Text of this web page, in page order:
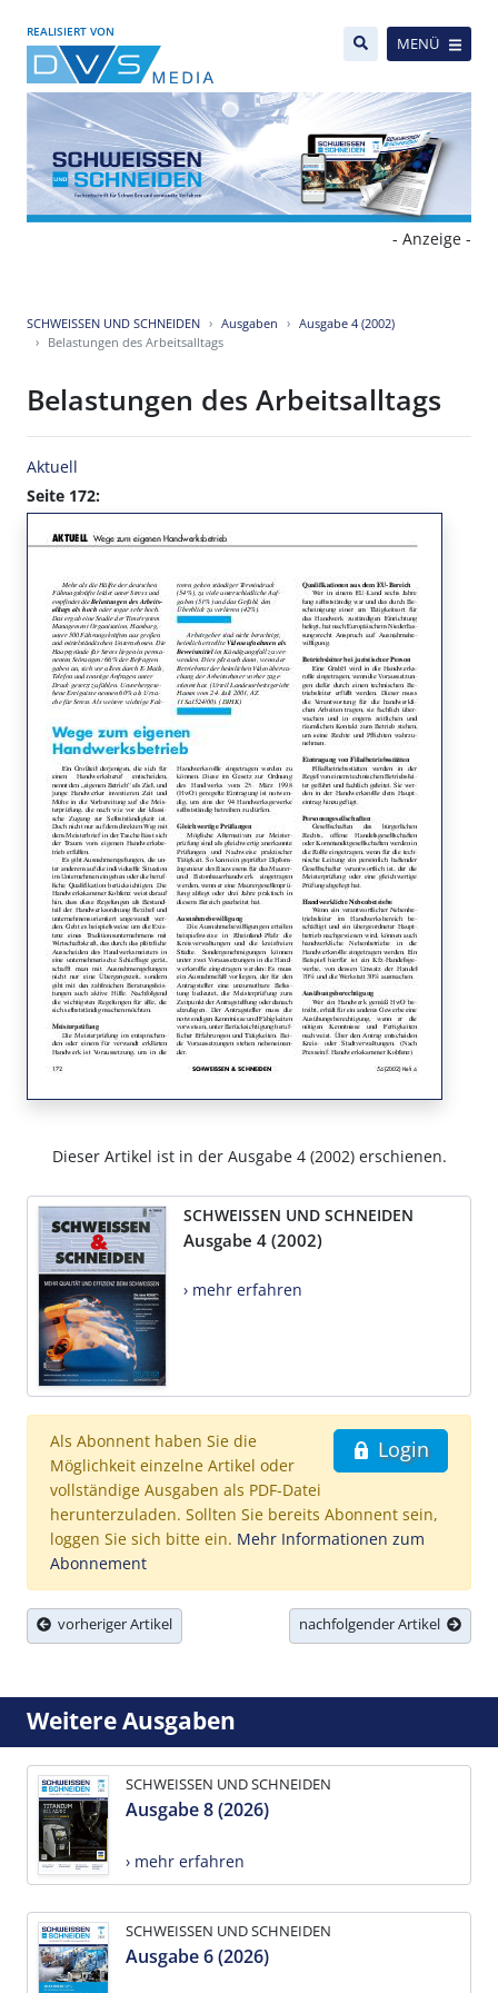
REALISIERT VON
MENÜ
- Anzeige -
SCHWEISSEN UND SCHNEIDEN Ausgaben
Ausgabe 4 (2002)
Belastungen des Arbeitsalltags
Belastungen des Arbeitsalltags
Aktuell
Seite 172:
Dieser Artikel ist in der Ausgabe 4 (2002) erschienen.
SCHWEISSEN UND SCHNEIDEN
Ausgabe 4 (2002)
› mehr erfahren
Login
Als Abonnent haben Sie die
Möglichkeit einzelne Artikel oder
vollständige Ausgaben als PDF-Datei
herunterzuladen. Sollten Sie bereits Abonnent sein,
loggen Sie sich bitte ein. Mehr Informationen zum
Abonnement
vorheriger Artikel nachfolgender Artikel
Weitere Ausgaben
SCHWEISSEN UND SCHNEIDEN
Ausgabe 8 (2026)
› mehr erfahren
SCHWEISSEN UND SCHNEIDEN
Ausgabe 6 (2026)